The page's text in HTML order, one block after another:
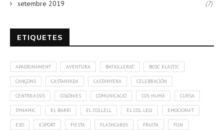
setembre 2019 (7)
ETIQUETES
APADRINAMENT AVENTURA BATXILLERAT BOSC ELÀSTIC
CANÇONS CASTANYADA CASTANYERA CELEBRACIÓN
CENTREASSÍS COLÒNIES COMUNICACIÓ COS HUMÀ CURSA
DYNAMIC EL BARRI EL COLLELL EL COL·LEGI EMOCIONA'T
ESO ESPORT FIESTA FLASHCARDS FRUITA FUN